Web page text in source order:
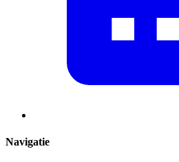
Navigatie